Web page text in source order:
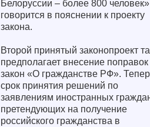
Белоруссии – более 800
говорится в пояснении к проекту
закона.
Второй принятый законопроект
предполагает внесение поправок
закон «О гражданстве РФ».
срок принятия решений по
заявлениям иностранных
претендующих на получение
российского гражданства в